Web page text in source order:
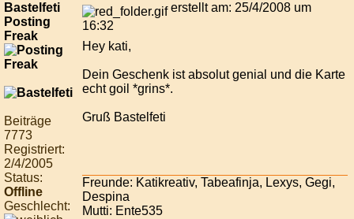
Bastelfeti
Posting
Freak
Beiträge
7773
Registriert:
2/4/2005
Status:
Offline
Geschlecht:
erstellt am: 25/4/2008 um
16:32
Hey kati,
Dein Geschenk ist absolut genial und die Karte
echt goil *grins*.
Gruß Bastelfeti
Freunde: Katikreativ, Tabeafinja, Lexys, Gegi,
Despina
Mutti: Ente535